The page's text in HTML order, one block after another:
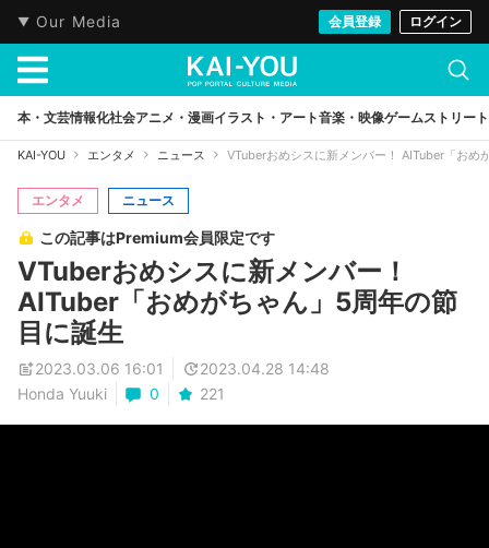
Our Media 会員登録 ログイン
本・文芸情報化社会アニメ・漫画イラスト・アート音楽・映像ゲームストリート
KAI-YOU エンタメ ニュース VTuberおめシスに新メンバー！ AITuber「おめ
エンタメ ニュース
この記事はPremium会員限定です
VTuberおめシスに新メンバー！
AITuber「おめがちゃん」5周年の節
目に誕生
2023.03.06 16:01
2023.04.28 14:48
Honda Yuuki
0 221